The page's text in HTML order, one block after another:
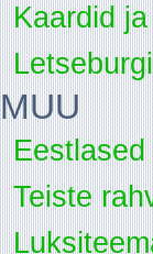
Kaardid
MUU
Teiste